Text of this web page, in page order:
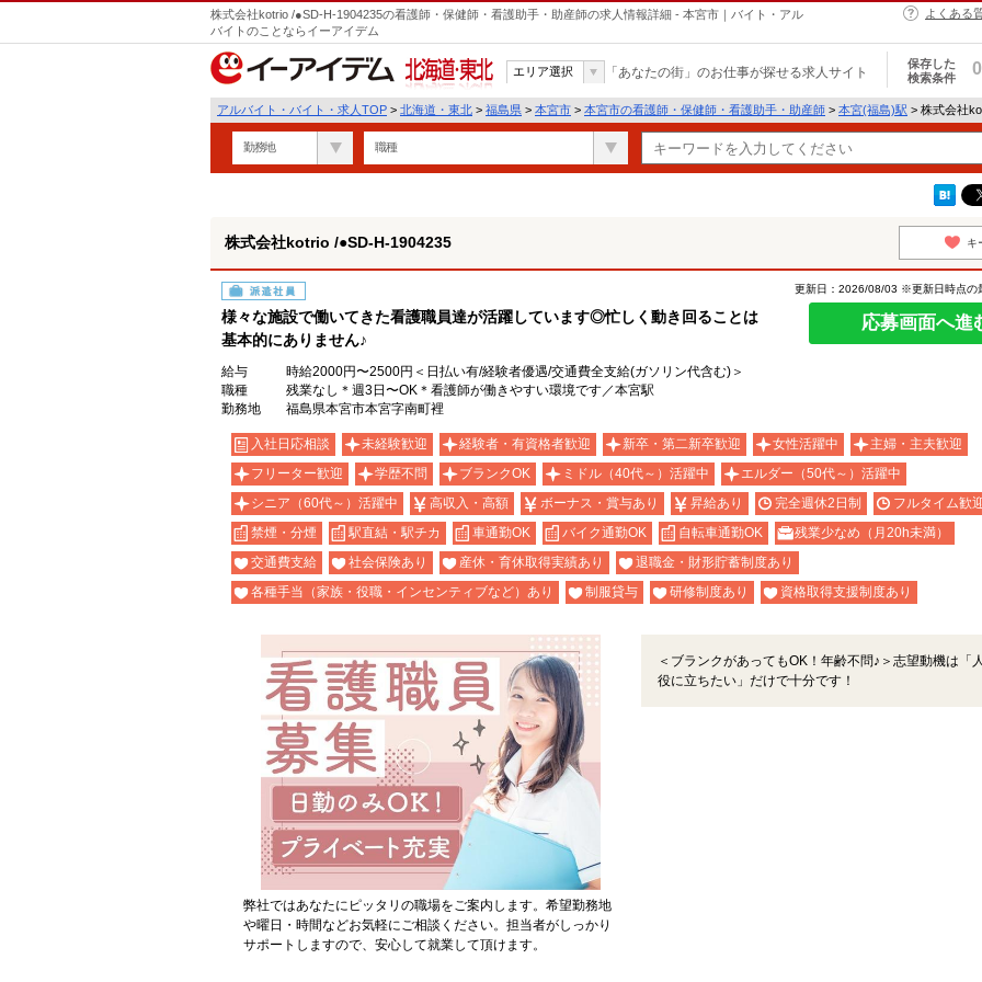
株式会社kotrio /●SD-H-1904235の看護師・保健師・看護助手・助産師の求人情報詳細 - 本宮市｜バイト・アル
バイトのことならイーアイデム
よくある
北海道・東北
エリア選択 「あなたの街」のお仕事が探せる求人サイト
保存した
検索条件
0
アルバイト・バイト・求人TOP > 北海道・東北 > 福島県 > 本宮市 > 本宮市の看護師・保健師・看護助手・助産師 > 本宮(福島)駅 > 株式会社
勤務地 職種
株式会社kotrio /●SD-H-1904235 キ
派遣社員
様々な施設で働いてきた看護職員達が活躍しています◎忙しく動き回ることは
基本的にありません♪
更新日：2026/08/03 ※更新日時点の
応募画面へ進
給与
時給2000円〜2500円＜日払い有/経験者優遇/交通費全支給(ガソリン代含む)＞
職種
残業なし＊週3日〜OK＊看護師が働きやすい環境です／本宮駅
勤務地
福島県本宮市本宮字南町裡
入社日応相談 未経験歓迎 経験者・有資格者歓迎 新卒・第二新卒歓迎 女性活躍中
主婦・主夫歓迎
フリーター歓迎
学歴不問 ブランクOK ミドル（40代～）活躍中
エルダー（50代～）活躍中
シニア（60代～）活躍中
高収入・高額 ボーナス・賞与あり 昇給あり 完全週休2日制
フルタイム歓
禁煙・分煙
駅直結・駅チカ 車通勤OK バイク通勤OK 自転車通勤OK
残業少なめ（月20h未満）
交通費支給
社会保険あり 産休・育休取得実績あり
退職金・財形貯蓄制度あり
各種手当（家族・役職・インセンティブなど）あり
制服貸与 研修制度あり 資格取得支援制度あり
弊社ではあなたにピッタリの職場をご案内します。希望勤務地
や曜日・時間などお気軽にご相談ください。担当者がしっかり
サポートしますので、安心して就業して頂けます。
＜ブランクがあってもOK！年齢不問♪＞志望動機は「
役に立ちたい」だけで十分です！